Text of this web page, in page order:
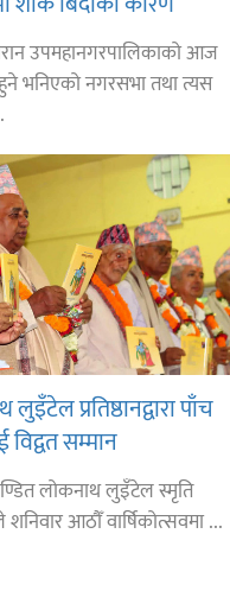
उपमहानगरपालिकाको आज
हुने भनिएको नगरसभा तथा त्यस
प्रतिष्ठानद्वारा पाँच
सम्मान
लोकनाथ लुइँटेल स्मृति
शनिवार आठौँ वार्षिकोत्सवमा ...